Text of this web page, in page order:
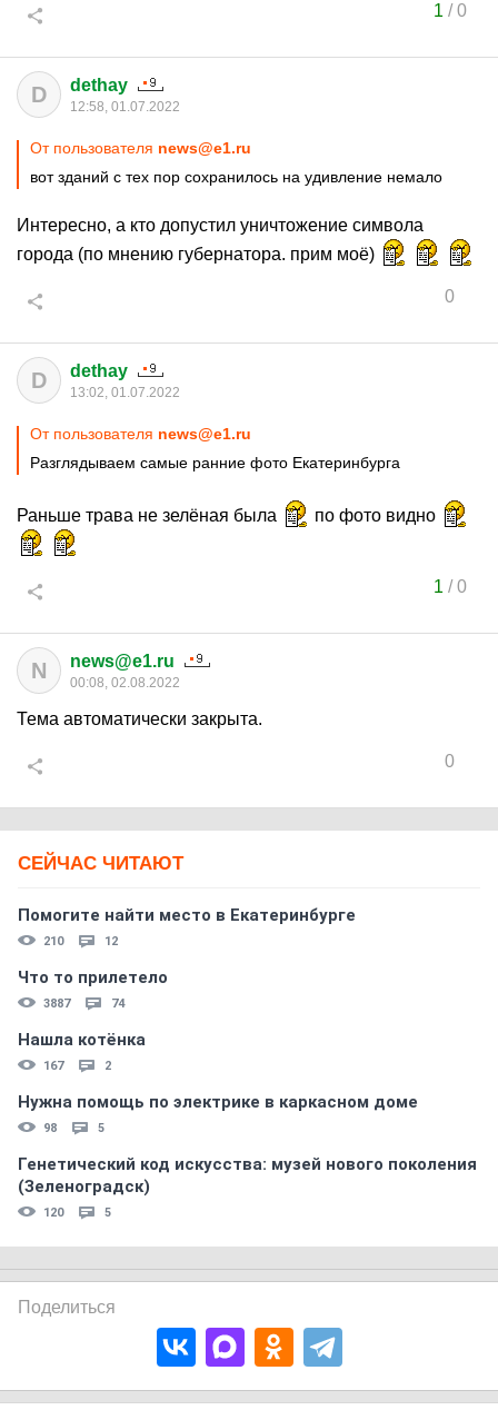
1 /0
D dethay
12:58, 01.07.2022
От пользователя news@e1.ru
вот зданий с тех пор сохранилось на удивление немало
Интересно, а кто допустил уничтожение символа
города (по мнению губернатора. прим моё)
0
D dethay
13:02, 01.07.2022
От пользователя news@e1.ru
Разглядываем самые ранние фото Екатеринбурга
Раньше трава не зелёная была по фото видно
1 /0
N news@e1.ru
00:08, 02.08.2022
Тема автоматически закрыта.
0
СЕЙЧАС ЧИТАЮТ
Помогите найти место в Екатеринбурге
210 12
Что то прилетело
3887 74
Нашла котёнка
167 2
Нужна помощь по электрике в каркасном доме
98 5
Генетический код искусства: музей нового поколения
(Зеленоградск)
120 5
Поделиться